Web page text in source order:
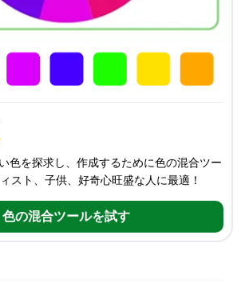
色を探求し、作成するために色の混合ツー
スト、子供、好奇心旺盛な人に最適！
色の混合ツールを試す